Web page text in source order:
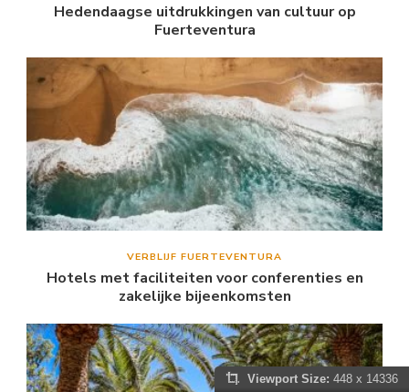
Hedendaagse uitdrukkingen van cultuur op
Fuerteventura
VERBLIJF FUERTEVENTURA
Hotels met faciliteiten voor conferenties en
zakelijke bijeenkomsten
Viewport Size: 448 x 14336